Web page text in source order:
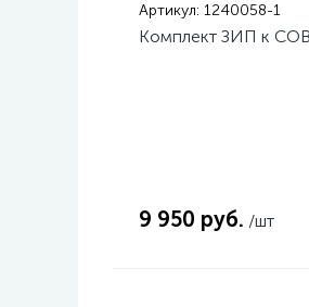
Артикул: 1240058-1
Комплект ЗИП к
9 950 руб. /шт